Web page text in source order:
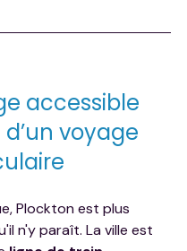
accessible
voyage
Plockton est plus
n'y paraît. La ville est